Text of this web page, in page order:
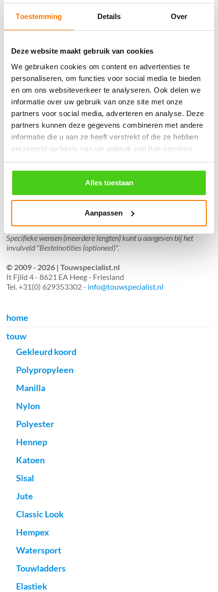
Toestemming Details Over
Deze website maakt gebruik van cookies
We gebruiken cookies om content en advertenties te
personaliseren, om functies voor social media te bieden
en om ons websiteverkeer te analyseren. Ook delen we
informatie over uw gebruik van onze site met onze
partners voor social media, adverteren en analyse. Deze
partners kunnen deze gegevens combineren met andere
informatie die u aan ze heeft verstrekt of die ze hebben
verzameld op basis van uw gebruik van hun services.
Alles toestaan
Aanpassen
Bestel nu Bestel nu
Winkelwagen
Geen producten in de winkelwagen.
֍ Groot aanbod & scherpe prijzen!
֍ Deskundig advies en gratis proefstukjes.
֍ Verzending in Nederland, België en Duitsland.
Verzendkosten €5,45, boven €70,- gratis verstuurd
(* gewicht onder 32kg). Binnen 24 uur verstuurd.
Aantal meters worden geleverd aan een stuk.
Specifieke wensen (meerdere lengten) kunt u aangeven bij het
invulveld "Bestelnotities (optioneel)".
© 2009 - 2026 | Touwspecialist.nl
It Fjild 4 - 8621 EA Heeg - Friesland
Tel. +31(0) 629353302 - info@touwspecialist.nl
home
touw
Gekleurd koord
Polypropyleen
Manilla
Nylon
Polyester
Hennep
Katoen
Sisal
Jute
Classic Look
Hempex
Watersport
Touwladders
Elastiek